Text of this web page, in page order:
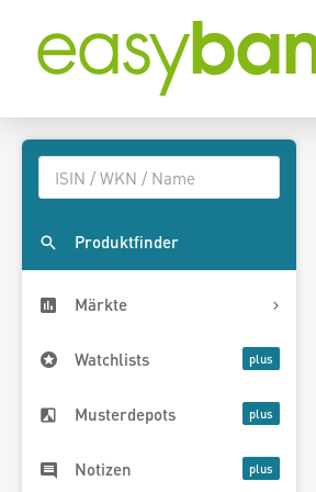
Produktfinder
Märkte
Watchlists
Musterdepots
Notizen